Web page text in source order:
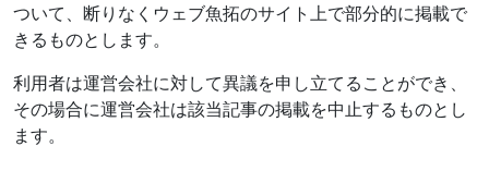
ついて、断りなくウェブ魚拓のサイト上で部分的に掲載で
きるものとします。
利用者は運営会社に対して異議を申し立てることができ、
その場合に運営会社は該当記事の掲載を中止するものとし
ます。